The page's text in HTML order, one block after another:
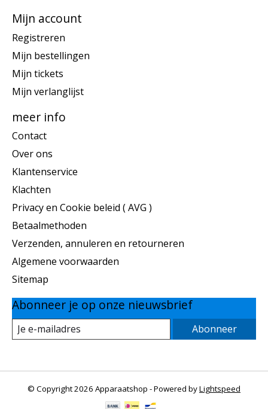
Mijn account
Registreren
Mijn bestellingen
Mijn tickets
Mijn verlanglijst
meer info
Contact
Over ons
Klantenservice
Klachten
Privacy en Cookie beleid ( AVG )
Betaalmethoden
Verzenden, annuleren en retourneren
Algemene voorwaarden
Sitemap
Abonneer je op onze nieuwsbrief
Abonneer
© Copyright 2026 Apparaatshop - Powered byLightspeed